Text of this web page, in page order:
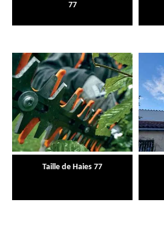
77
Taille de Haies 77